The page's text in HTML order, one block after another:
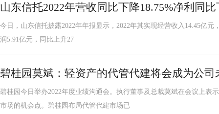
山东信托2022年营收同比下降18.75%净利同比
今日，山东信托披露2022年年报显示，2022年其实现经营收入14.45亿元
润5.91亿元，同比上升27
碧桂园莫斌：轻资产的代管代建将会成为公
碧桂园今日举办2022年度业绩沟通会。执行董事及总裁莫斌在会议上表
市场的机会点。碧桂园布局代管代建市场已